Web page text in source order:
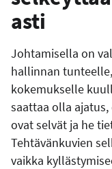
asti
Johtamisella on
hallinnan
kokemukselle
saattaa olla
ovat selvät ja he
Tehtävänkuvien
vaikka